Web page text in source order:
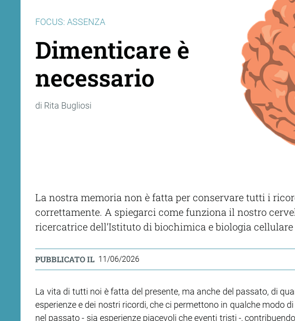
FOCUS: ASSENZA
Dimenticare è
necessario
di Rita Bugliosi
La nostra memoria non è fatta per conservare tutti i
correttamente. A spiegarci come funziona il nostro
ricercatrice dell’Istituto di biochimica e biologia
PUBBLICATO IL 11/06/2026
La vita di tutti noi è fatta del presente, ma anche del passato, di
esperienze e dei nostri ricordi, che ci permettono in qualche modo di
nel passato - sia esperienze piacevoli che eventi tristi -,